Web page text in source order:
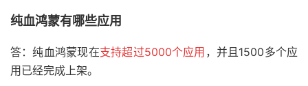
纯血鸿蒙有哪些应用
答：纯血鸿蒙现在支持超过5000个应用 ，并且1500多个应
用已经完成上架。